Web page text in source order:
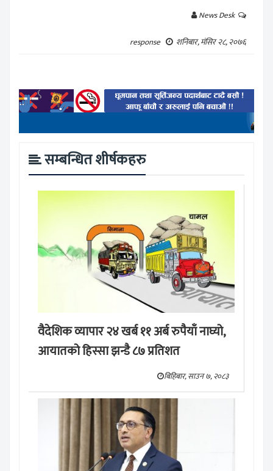
News Desk
response
शनिबार, मंसिर २८, २०७६
सम्बन्धित शीर्षकहरु
वैदेशिक व्यापार २४ खर्ब ११ अर्ब रुपैयाँ नाघ्यो,
आयातको हिस्सा झन्डै ८७ प्रतिशत
बिहिबार, साउन ७, २०८३